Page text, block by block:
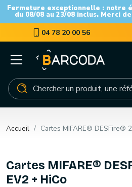
Fermeture exceptionnelle : notre
du 08/08 au 23/08 inclus. Merci
04 78 20 00 56
Accueil Cartes MIFARE® DESFire®
Cartes MIFARE®
EV2 + HiCo